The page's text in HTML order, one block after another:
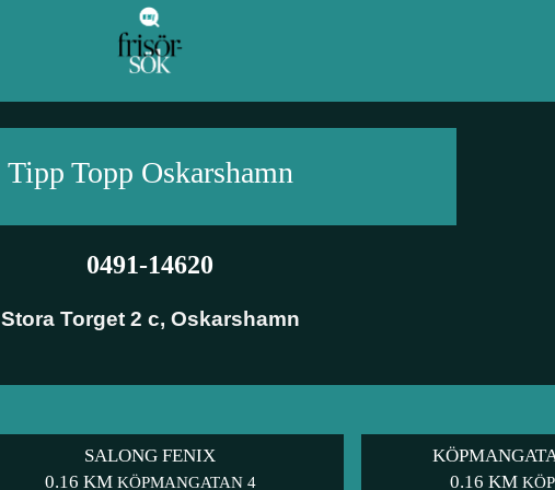
Tipp Topp Oskarshamn
0491-14620
Stora Torget 2 c, Oskarshamn
SALONG FENIX
0.16 KM KÖPMANGATAN 4
0.16 KM